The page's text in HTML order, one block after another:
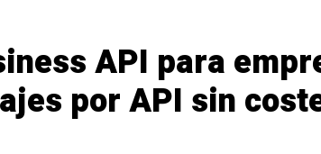
API para
por API sin